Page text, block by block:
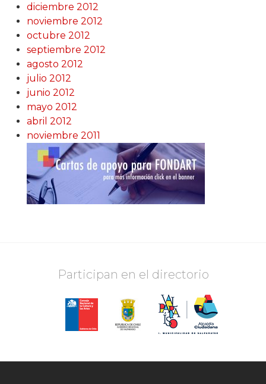
diciembre 2012
noviembre 2012
octubre 2012
septiembre 2012
agosto 2012
julio 2012
junio 2012
mayo 2012
abril 2012
noviembre 2011
Participan en el directorio